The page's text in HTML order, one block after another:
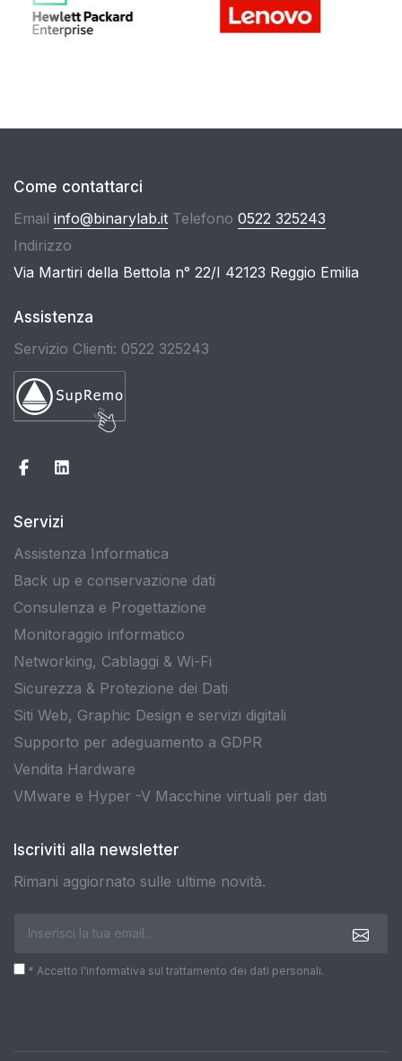
Come contattarci
Email info@binarylab.it Telefono 0522 325243
Indirizzo
Via Martiri della Bettola n° 22/I 42123 Reggio Emilia
Assistenza
Servizio Clienti: 0522 325243
Servizi
Assistenza Informatica
Back up e conservazione dati
Consulenza e Progettazione
Monitoraggio informatico
Networking, Cablaggi & Wi-Fi
Sicurezza & Protezione dei Dati
Siti Web, Graphic Design e servizi digitali
Supporto per adeguamento a GDPR
Vendita Hardware
VMware e Hyper -V Macchine virtuali per dati
Iscriviti alla newsletter
Rimani aggiornato sulle ultime novità.
* Accetto l'informativa sul trattamento dei dati personali.